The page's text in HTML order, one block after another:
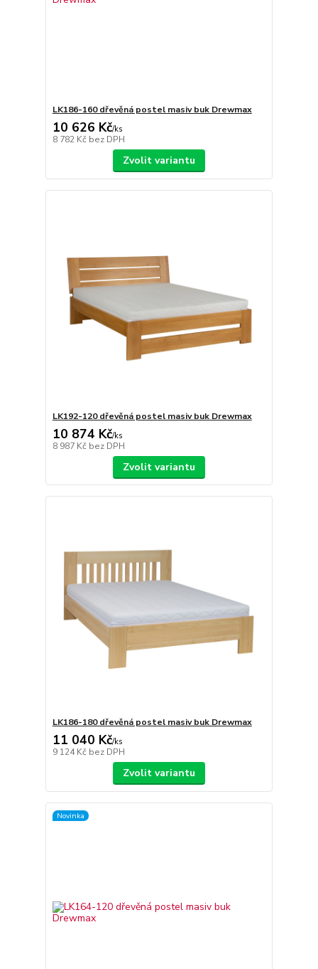
LK186-160 dřevěná postel masiv buk Drewmax
10 626 Kč/ks
8 782 Kč bez DPH
Zvolit variantu
LK192-120 dřevěná postel masiv buk Drewmax
10 874 Kč/ks
8 987 Kč bez DPH
Zvolit variantu
LK186-180 dřevěná postel masiv buk Drewmax
11 040 Kč/ks
9 124 Kč bez DPH
Zvolit variantu
Novinka